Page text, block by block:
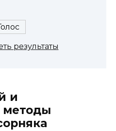
результаты
и
методы